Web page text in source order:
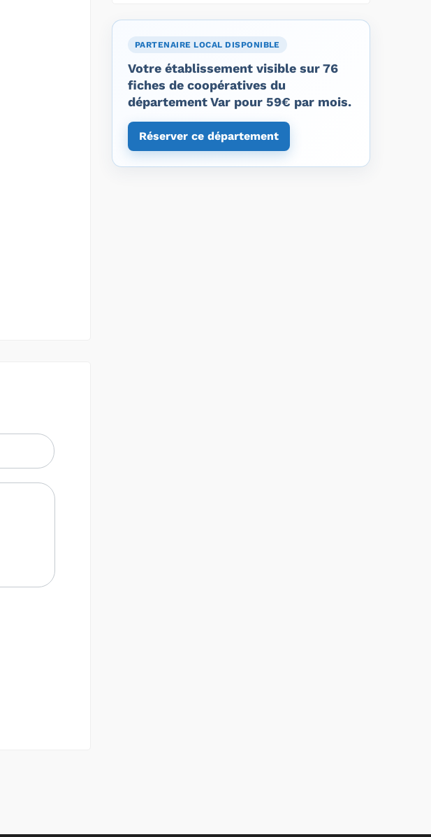
PARTENAIRE LOCAL DISPONIBLE
Votre établissement visible sur 76
fiches de coopératives du
département Var pour 59€ par mois.
Réserver ce département